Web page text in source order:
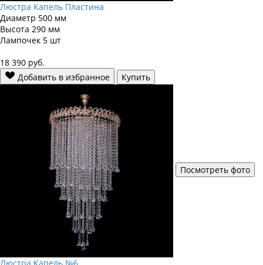
Люстра Капель Пластина
Диаметр 500 мм
Высота 290 мм
Лампочек 5 шт
18 390 руб.
Добавить в избранное
Купить
Посмотреть фото